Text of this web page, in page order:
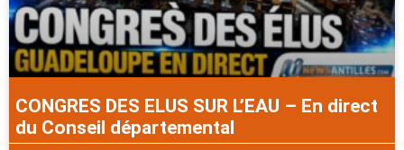
CONGRES DES ELUS SUR L’EAU – En direct
du Conseil départemental